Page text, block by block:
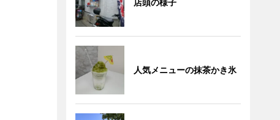
店頭の様子
人気メニューの抹茶かき氷